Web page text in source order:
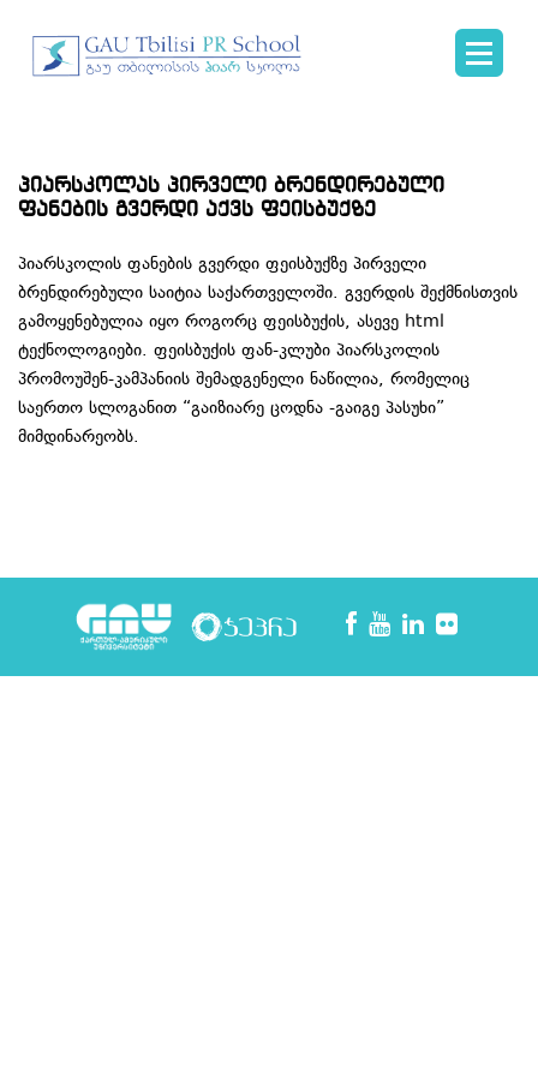
პიარსკოლას პირველი ბრენდირებული
ფანების გვერდი აქვს ფეისბუქზე
პიარსკოლის ფანების გვერდი ფეისბუქზე პირველი
ბრენდირებული საიტია საქართველოში. გვერდის შექმნისთვის
გამოყენებულია იყო როგორც ფეისბუქის, ასევე html
ტექნოლოგიები. ფეისბუქის ფან-კლუბი პიარსკოლის
პრომოუშენ-კამპანიის შემადგენელი ნაწილია, რომელიც
საერთო სლოგანით “გაიზიარე ცოდნა -გაიგე პასუხი”
მიმდინარეობს.